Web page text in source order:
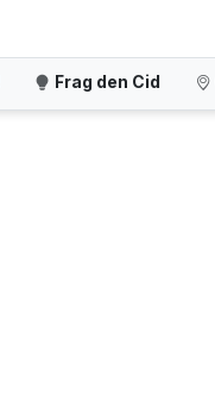
Frag den Cid